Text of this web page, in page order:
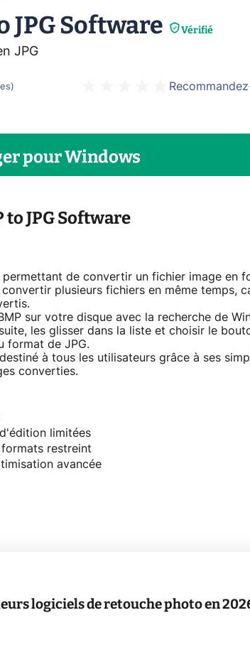
JPG Software Vérifié
JPG
)
pourWindows
JPG Software
de convertir un fichier image en
plusieurs fichiers en même temps,
sur votre disque avec la recherche de
les glisser dans la liste et choisir le
format de JPG.
à tous les utilisateurs grâce à ses
converties.
limitées
restreint
avancée
logiciels de retouche photo en